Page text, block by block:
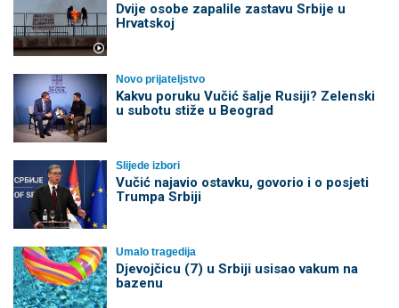
Dvije osobe zapalile zastavu Srbije u
Hrvatskoj
Novo prijateljstvo
Kakvu poruku Vučić šalje Rusiji? Zelenski
u subotu stiže u Beograd
Slijede izbori
Vučić najavio ostavku, govorio i o posjeti
Trumpa Srbiji
Umalo tragedija
Djevojčicu (7) u Srbiji usisao vakum na
bazenu